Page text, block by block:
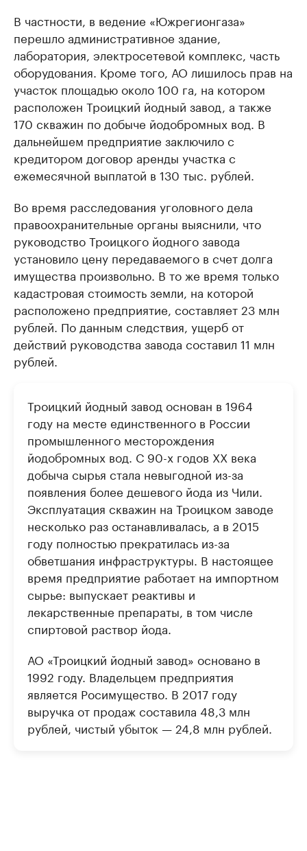
В частности, в ведение «Южрегионгаза»
перешло административное здание,
лаборатория, электросетевой комплекс, часть
оборудования. Кроме того, АО лишилось прав на
участок площадью около 100 га, на котором
расположен Троицкий йодный завод, а также
170 скважин по добыче йодобромных вод. В
дальнейшем предприятие заключило с
кредитором договор аренды участка с
ежемесячной выплатой в 130 тыс. рублей.
Во время расследования уголовного дела
правоохранительные органы выяснили, что
руководство Троицкого йодного завода
установило цену передаваемого в счет долга
имущества произвольно. В то же время только
кадастровая стоимость земли, на которой
расположено предприятие, составляет 23 млн
рублей. По данным следствия, ущерб от
действий руководства завода составил 11 млн
рублей.
Троицкий йодный завод основан в 1964
году на месте единственного в России
промышленного месторождения
йодобромных вод. С 90-х годов XX века
добыча сырья стала невыгодной из-за
появления более дешевого йода из Чили.
Эксплуатация скважин на Троицком заводе
несколько раз останавливалась, а в 2015
году полностью прекратилась из-за
обветшания инфраструктуры. В настоящее
время предприятие работает на импортном
сырье: выпускает реактивы и
лекарственные препараты, в том числе
спиртовой раствор йода.
АО «Троицкий йодный завод» основано в
1992 году. Владельцем предприятия
является Росимущество. В 2017 году
выручка от продаж составила 48,3 млн
рублей, чистый убыток — 24,8 млн рублей.